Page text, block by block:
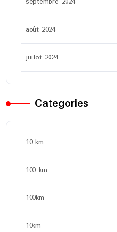
septembre 2024
août 2024
juillet 2024
Categories
10 km
100 km
100km
10km